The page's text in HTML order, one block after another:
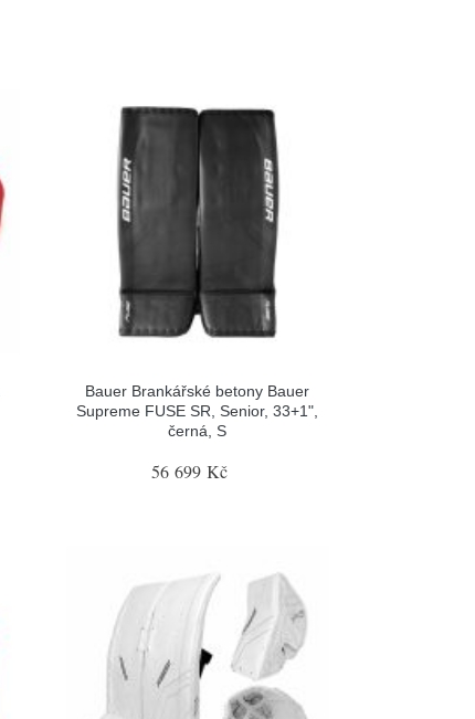
Bauer Brankářské betony Bauer
Supreme FUSE SR, Senior, 33+1",
černá, S
56 699 Kč